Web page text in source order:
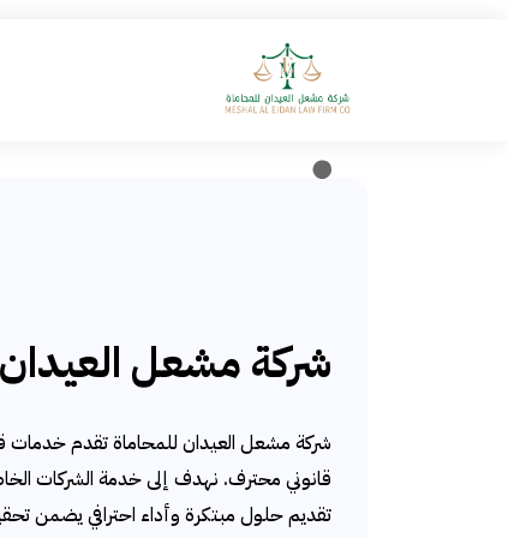
شركة مشعل
شركة مشعل العيدان للمحاماة تقدم خدمات
قانوني محترف. نهدف إلى خدمة الشركات
تقديم حلول مبتكرة وأداء احترافي يضمن